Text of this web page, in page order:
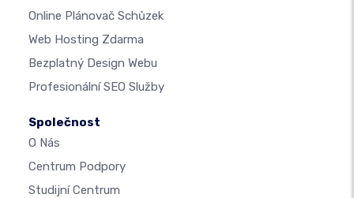
Online Plánovač Schůzek
Web Hosting Zdarma
Bezplatný Design Webu
Profesionální SEO Služby
Společnost
O Nás
Centrum Podpory
Studijní Centrum